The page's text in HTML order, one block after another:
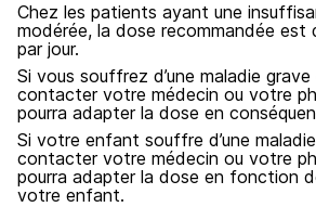
Chez les patients ayant une
modérée, la dose recommandée est
par jour.
Si vous souffrez d’une maladie grave
contacter votre médecin ou votre
pourra adapter la dose en
Si votre enfant souffre d’une
contacter votre médecin ou votre
pourra adapter la dose en fonction
votre enfant.